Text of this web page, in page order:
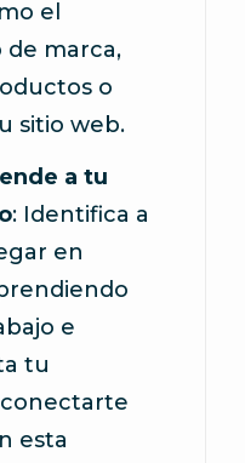
el
marca,
o
sitio web.
a tu
: Identifica a
en
e
tu
esta